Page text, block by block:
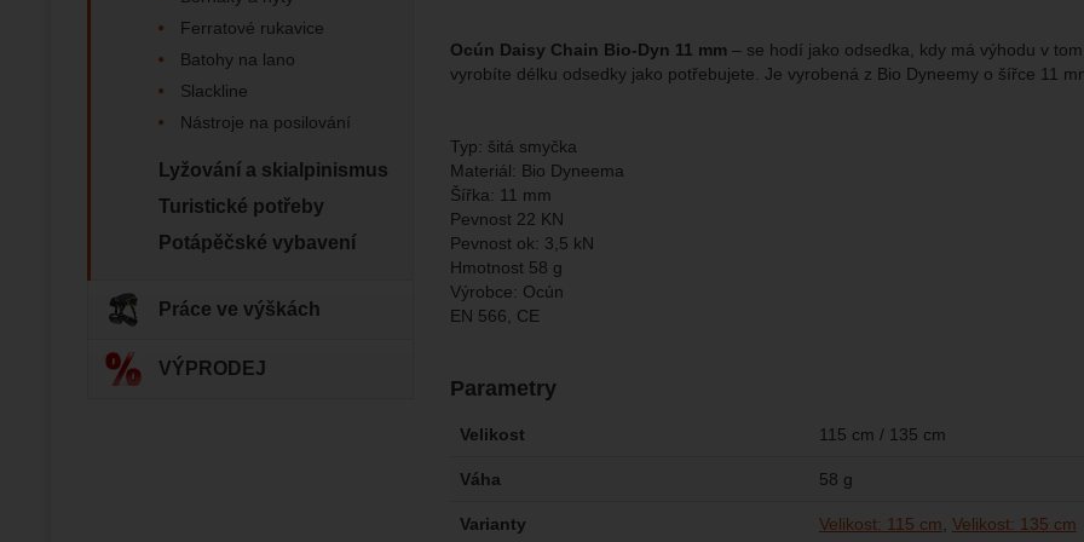
Jejich pomocí určujeme počet návštěv a zdroje návštěv našich internetových
Data získaná pomocí těchto cookies zpracováváme souhrnně a anonymně,
Marketingové
Marketingové- abychom vás neobtěžovali nevhodnou reklamou.
Povoleno
Zobrazit
Marketingové cookies používáme my nebo naši partneři, abychom vám mohli
vhodné obsahy nebo reklamy jak na našich stránkách, tak na stránkách třetích
Ocún Daisy Chain Bio-Dyn 11 mm – se hodí jako odsedka, kdy má výhodu v
vyrobíte délku odsedky jako potřebujete. Je vyrobená z Bio Dyneemy o šířce 11
Typ: šitá smyčka
Materiál: Bio Dyneema
Šířka: 11 mm
Pevnost 22 KN
Pevnost ok: 3,5 kN
Hmotnost 58 g
Výrobce: Ocún
EN 566, CE
Parametry
Velikost 115 cm / 135 cm
Váha 58 g
Varianty Velikost: 115 cm Velikost: 135 cm
Ferratové rukavice
Batohy na lano
Slackline
Nástroje na posilování
Lyžování a skialpinismus
Turistické potřeby
Potápěčské vybavení
Práce ve výškách
VÝPRODEJ